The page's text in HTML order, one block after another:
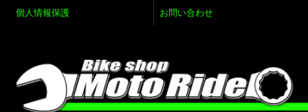
個人情報保護 お問い合わせ